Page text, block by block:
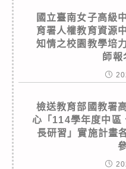
國立臺南女子高級
育署人權教育資源
知情之校園教學培
師報
檢送教育部國教署
心「114學年度中區
長研習」實施計畫